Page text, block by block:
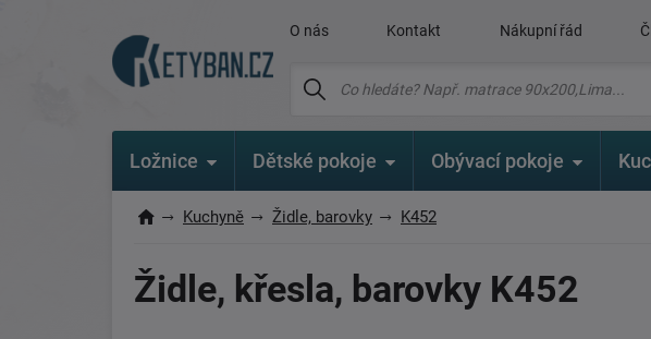
O nás Kontakt Nákupní řád
Ložnice Dětské pokoje Obývací pokoje
Kuchyně Židle, barovky K452
Židle, křesla, barovky K452